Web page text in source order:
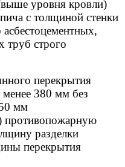
уровня кровли)
с толщиной стенки
труб строго
перекрытия
380 мм без
мм
противопожарную
разделки
перекрытия